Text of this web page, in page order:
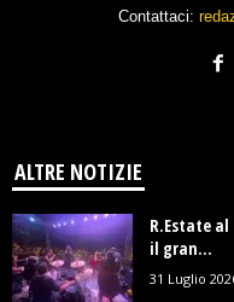
Contattaci:
ALTRE NOTIZIE
R.Estate al
il gran...
31 Luglio